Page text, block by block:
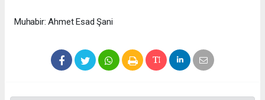
Muhabir: Ahmet Esad Şani